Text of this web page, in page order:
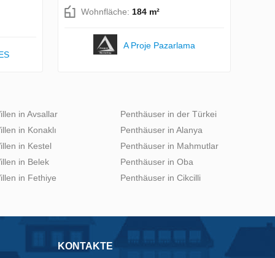
Wohnfläche: 184 m²
A Proje Pazarlama
in Avsallar
in Konaklı
in Kestel
in Belek
in Fethiye
Penthäuser in der Türkei
Penthäuser in Alanya
Penthäuser in Mahmutlar
Penthäuser in Oba
Penthäuser in Cikcilli
KONTAKTE